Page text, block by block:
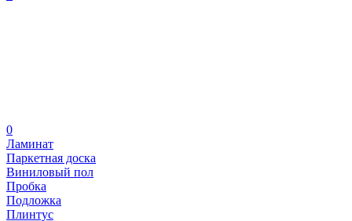
0
Ламинат
Паркетная доска
Виниловый пол
Пробка
Подложка
Плинтус